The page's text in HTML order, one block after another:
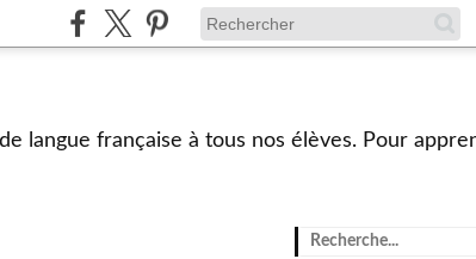
langue française à tous nos élèves. Pour